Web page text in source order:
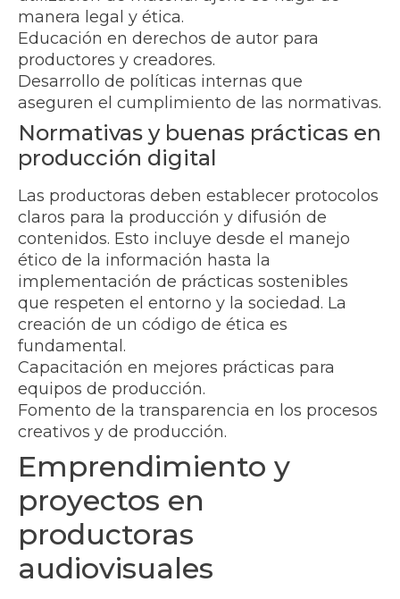
manera legal y ética.
Educación en derechos de autor para
productores y creadores.
Desarrollo de políticas internas que
aseguren el cumplimiento de las normativas.
Normativas y buenas prácticas en
producción digital
Las productoras deben establecer protocolos
claros para la producción y difusión de
contenidos. Esto incluye desde el manejo
ético de la información hasta la
implementación de prácticas sostenibles
que respeten el entorno y la sociedad. La
creación de un código de ética es
fundamental.
Capacitación en mejores prácticas para
equipos de producción.
Fomento de la transparencia en los procesos
creativos y de producción.
Emprendimiento y
proyectos en
productoras
audiovisuales